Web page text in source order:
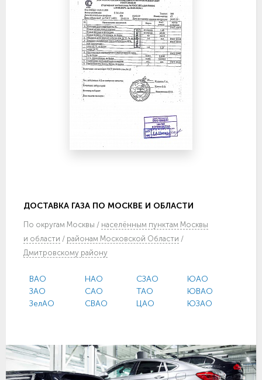
ДОСТАВКА ГАЗА ПО МОСКВЕ И ОБЛАСТИ
По округам Москвы / населённым пунктам Москвы
и области / районам Московской Области /
Дмитровскому району
ВАО
ЗАО
ЗелАО
НАО
САО
СВАО
СЗАО
ТАО
ЦАО
ЮАО
ЮВАО
ЮЗАО